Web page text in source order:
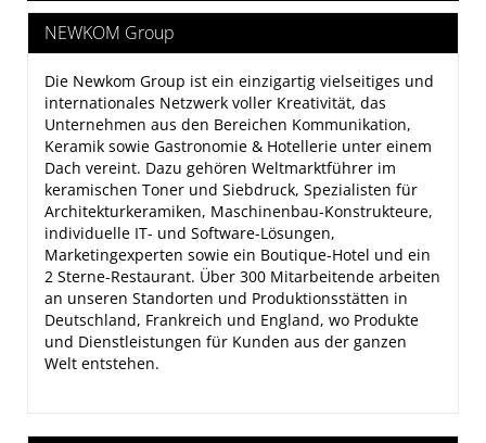
NEWKOM Group
Die Newkom Group ist ein einzigartig vielseitiges und
internationales Netzwerk voller Kreativität, das
Unternehmen aus den Bereichen Kommunikation,
Keramik sowie Gastronomie & Hotellerie unter einem
Dach vereint. Dazu gehören Weltmarktführer im
keramischen Toner und Siebdruck, Spezialisten für
Architekturkeramiken, Maschinenbau-Konstrukteure,
individuelle IT- und Software-Lösungen,
Marketingexperten sowie ein Boutique-Hotel und ein
2 Sterne-Restaurant. Über 300 Mitarbeitende arbeiten
an unseren Standorten und Produktionsstätten in
Deutschland, Frankreich und England, wo Produkte
und Dienstleistungen für Kunden aus der ganzen
Welt entstehen.